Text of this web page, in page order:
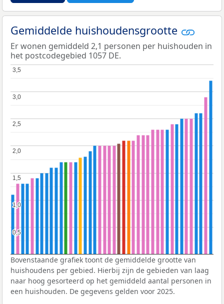
Gemiddelde huishoudensgrootte
Er wonen gemiddeld 2,1 personen per huishouden in
het postcodegebied 1057 DE.
0,5
0,5
1,0
1,0
1,5
1,5
2,0
2,0
2,5
2,5
3,0
3,0
3,5
3,5
Bovenstaande grafiek toont de gemiddelde grootte van
huishoudens per gebied. Hierbij zijn de gebieden van laag
naar hoog gesorteerd op het gemiddeld aantal personen in
een huishouden. De gegevens gelden voor 2025.